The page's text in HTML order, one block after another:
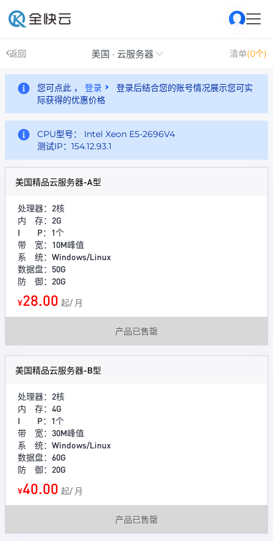
返回 美国 · 云服务器 清单(0个)
您可点此 ， 登录
登录后结合您的账号情况展示您可实
际获得的优惠价格
CPU型号： Intel Xeon E5-2696V4
测试IP：154.12.93.1
美国精品云服务器-A型
处理器：2核
内 存：2G
I P：1个
带 宽：10M峰值
系 统：Windows/Linux
数据盘：50G
防 御：20G
¥28.00 起/ 月
产品已售罄
美国精品云服务器-B型
处理器：2核
内 存：4G
I P：1个
带 宽：30M峰值
系 统：Windows/Linux
数据盘：60G
防 御：20G
¥40.00 起/ 月
产品已售罄